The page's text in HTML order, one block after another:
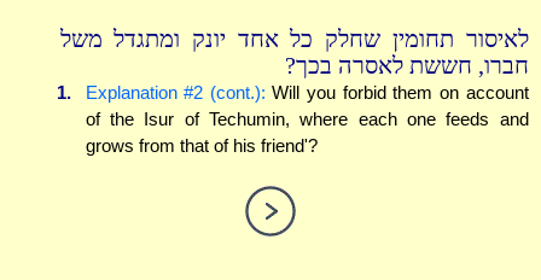
לאיסור תחומין שחלק כל אחד יונק ומתגדל משל
חברו, חששת לאסרה בכך?
1. Explanation #2 (cont.): Will you forbid them on account
of the Isur of Techumin, where each one feeds and
grows from that of his friend'?